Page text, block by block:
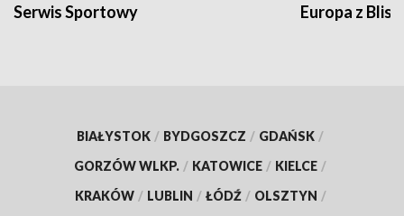
Serwis Sportowy Europa z
BIAŁYSTOK / BYDGOSZCZ / GDAŃSK /
GORZÓW WLKP. / KATOWICE / KIELCE /
KRAKÓW / LUBLIN / ŁÓDŹ / OLSZTYN /